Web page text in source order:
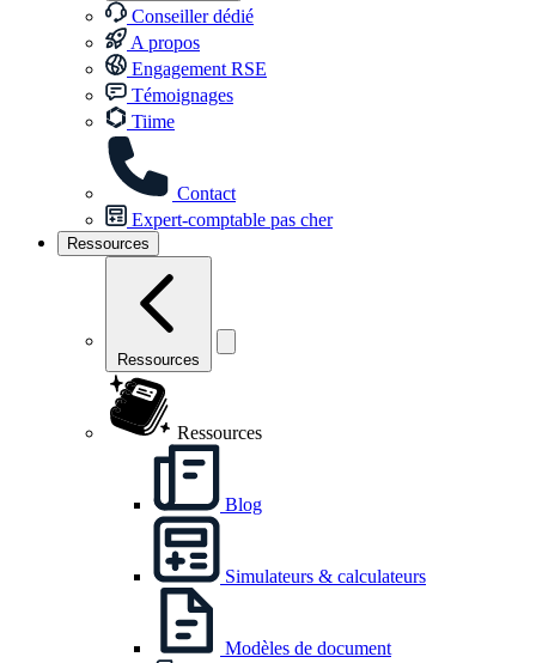
Conseiller dédié
A propos
Engagement RSE
Témoignages
Tiime
Contact
Expert-comptable pas cher
Ressources
Ressources
Ressources
Blog
Simulateurs & calculateurs
Modèles de document